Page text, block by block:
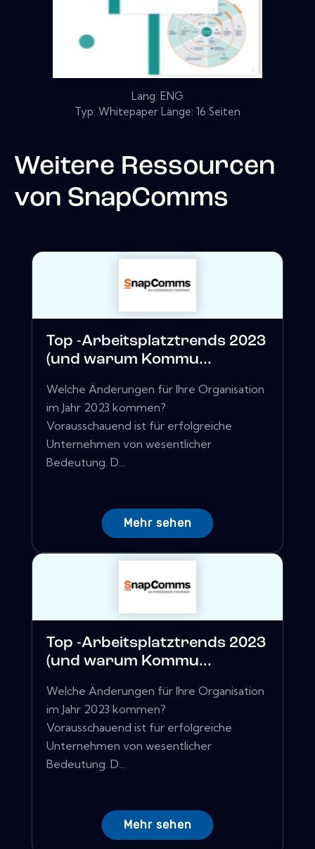
Lang: ENG
Typ: Whitepaper Länge: 16 Seiten
Weitere Ressourcen
von SnapComms
Top -Arbeitsplatztrends 2023
(und warum Kommu...
Welche Änderungen für Ihre Organisation
im Jahr 2023 kommen?
Vorausschauend ist für erfolgreiche
Unternehmen von wesentlicher
Bedeutung. D...
Mehr sehen
Top -Arbeitsplatztrends 2023
(und warum Kommu...
Welche Änderungen für Ihre Organisation
im Jahr 2023 kommen?
Vorausschauend ist für erfolgreiche
Unternehmen von wesentlicher
Bedeutung. D...
Mehr sehen